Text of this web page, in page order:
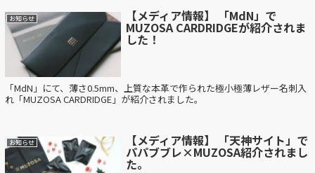
お知らせ 【メディア情報】 「MdN」で
MUZOSA CARDRIDGEが紹介されま
した！
「MdN」にて、薄さ0.5mm、上質な本革で作られた極小極薄レザー名刺入
れ「MUZOSA CARDRIDGE」が紹介されました。
お知らせ 【メディア情報】 「天神サイト」で
パパブブレ×MUZOSA紹介されまし
た。